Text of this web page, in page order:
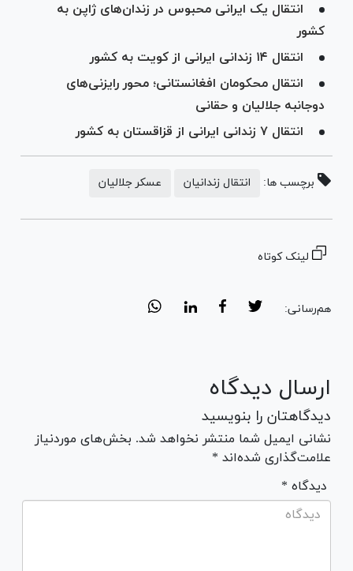
انتقال یک ایرانی محبوس در زندان‌های ژاپن به
کشور
انتقال ۱۴ زندانی ایرانی از کویت به کشور
انتقال محکومان افغانستانی؛ محور رایزنی‌های
دوجانبه جلالیان و حقانی
انتقال ۷ زندانی ایرانی از قزاقستان به کشور
برچسب ها: انتقال زندانیان عسکر جلالیان
لینک کوتاه
هم‌رسانی:
ارسال دیدگاه
دیدگاهتان را بنویسید
نشانی ایمیل شما منتشر نخواهد شد. بخش‌های موردنیاز
علامت‌گذاری شده‌اند *
* دیدگاه